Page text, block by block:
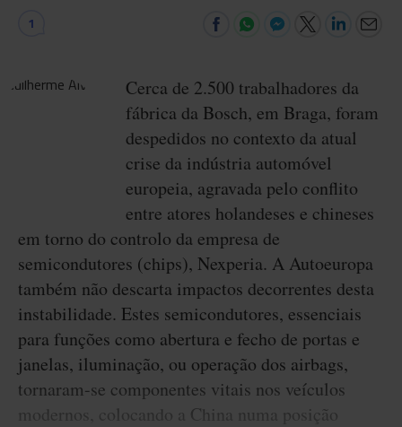
1
Cerca de 2.500 trabalhadores da
fábrica da Bosch, em Braga, foram
despedidos no contexto da atual
crise da indústria automóvel
europeia, agravada pelo conflito
entre atores holandeses e chineses
em torno do controlo da empresa de
semicondutores (chips), Nexperia. A Autoeuropa
também não descarta impactos decorrentes desta
instabilidade. Estes semicondutores, essenciais
para funções como abertura e fecho de portas e
janelas, iluminação, ou operação dos airbags,
tornaram-se componentes vitais nos veículos
modernos, colocando a China numa posição